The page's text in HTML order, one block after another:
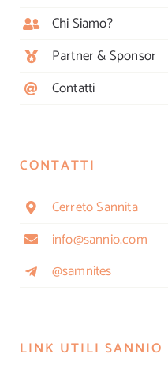
Chi Siamo?
Partner & Sponsor
Contatti
CONTATTI
Cerreto Sannita
info@sannio.com
@samnites
LINK UTILI SANNIO